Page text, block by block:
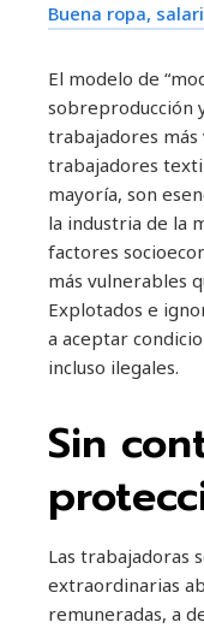
Buena ropa,
El modelo de
sobreproducción
trabajadores más
trabajadores
mayoría, son
la industria de la
factores
más vulnerables
Explotados e
a aceptar
incluso ilegales.
Sin
Las trabajadoras
extraordinarias
remuneradas, a